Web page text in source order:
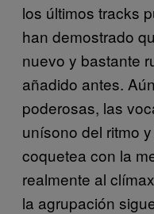
los últimos tracks
han demostrado
nuevo y bastante
añadido antes.
poderosas, las
unísono del ritmo
coquetea con la
realmente al
la agrupación